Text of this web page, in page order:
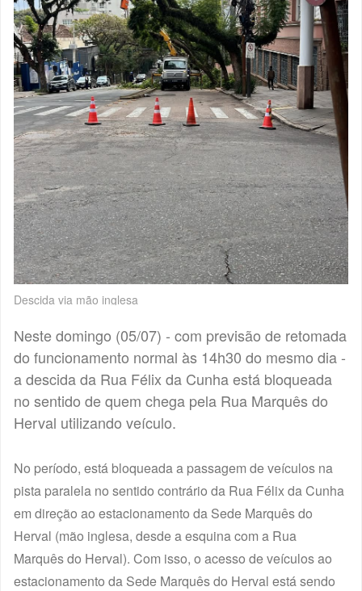
Descida via mão inglesa
Neste domingo (05/07) - com previsão de retomada
do funcionamento normal às 14h30 do mesmo dia -
a descida da Rua Félix da Cunha está bloqueada
no sentido de quem chega pela Rua Marquês do
Herval utilizando veículo.
No período, está bloqueada a passagem de veículos na
pista paralela no sentido contrário da Rua Félix da Cunha
em direção ao estacionamento da Sede Marquês do
Herval (mão inglesa, desde a esquina com a Rua
Marquês do Herval). Com isso, o acesso de veículos ao
estacionamento da Sede Marquês do Herval está sendo